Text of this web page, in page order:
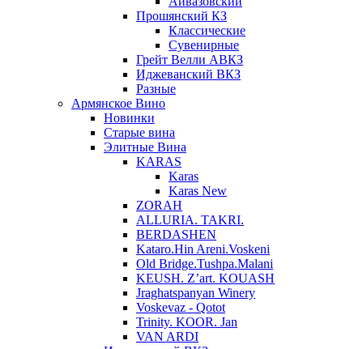
Прошянский КЗ
Классические
Сувенирные
Грейт Велли АВКЗ
Иджеванский ВКЗ
Разные
Армянское Вино
Новинки
Старые вина
Элитные Вина
KARAS
Karas
Karas New
ZORAH
ALLURIA. TAKRI.
BERDASHEN
Kataro.Hin Areni.Voskeni
Old Bridge.Tushpa.Malani
KEUSH. Z’art. KOUASH
Jraghatspanyan Winery
Voskevaz - Qotot
Trinity. KOOR. Jan
VAN ARDI